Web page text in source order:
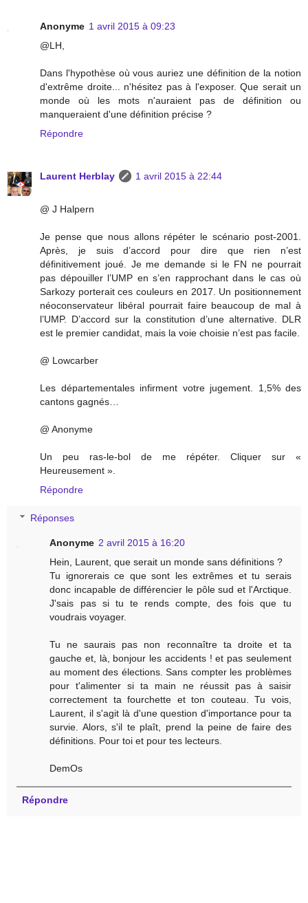
Anonyme 1 avril 2015 à 09:23
@LH,
Dans l'hypothèse où vous auriez une définition de la notion
d'extrême droite... n'hésitez pas à l'exposer. Que serait un
monde où les mots n'auraient pas de définition ou
manqueraient d'une définition précise ?
Répondre
Laurent Herblay 1 avril 2015 à 22:44
@ J Halpern
Je pense que nous allons répéter le scénario post-2001.
Après, je suis d’accord pour dire que rien n’est
définitivement joué. Je me demande si le FN ne pourrait
pas dépouiller l’UMP en s’en rapprochant dans le cas où
Sarkozy porterait ces couleurs en 2017. Un positionnement
néoconservateur libéral pourrait faire beaucoup de mal à
l’UMP. D’accord sur la constitution d’une alternative. DLR
est le premier candidat, mais la voie choisie n’est pas facile.
@ Lowcarber
Les départementales infirment votre jugement. 1,5% des
cantons gagnés…
@ Anonyme
Un peu ras-le-bol de me répéter. Cliquer sur «
Heureusement ».
Répondre
Réponses
Anonyme 2 avril 2015 à 16:20
Hein, Laurent, que serait un monde sans définitions ?
Tu ignorerais ce que sont les extrêmes et tu serais
donc incapable de différencier le pôle sud et l'Arctique.
J'sais pas si tu te rends compte, des fois que tu
voudrais voyager.
Tu ne saurais pas non reconnaître ta droite et ta
gauche et, là, bonjour les accidents ! et pas seulement
au moment des élections. Sans compter les problèmes
pour t'alimenter si ta main ne réussit pas à saisir
correctement ta fourchette et ton couteau. Tu vois,
Laurent, il s'agit là d'une question d'importance pour ta
survie. Alors, s'il te plaît, prend la peine de faire des
définitions. Pour toi et pour tes lecteurs.
DemOs
Répondre